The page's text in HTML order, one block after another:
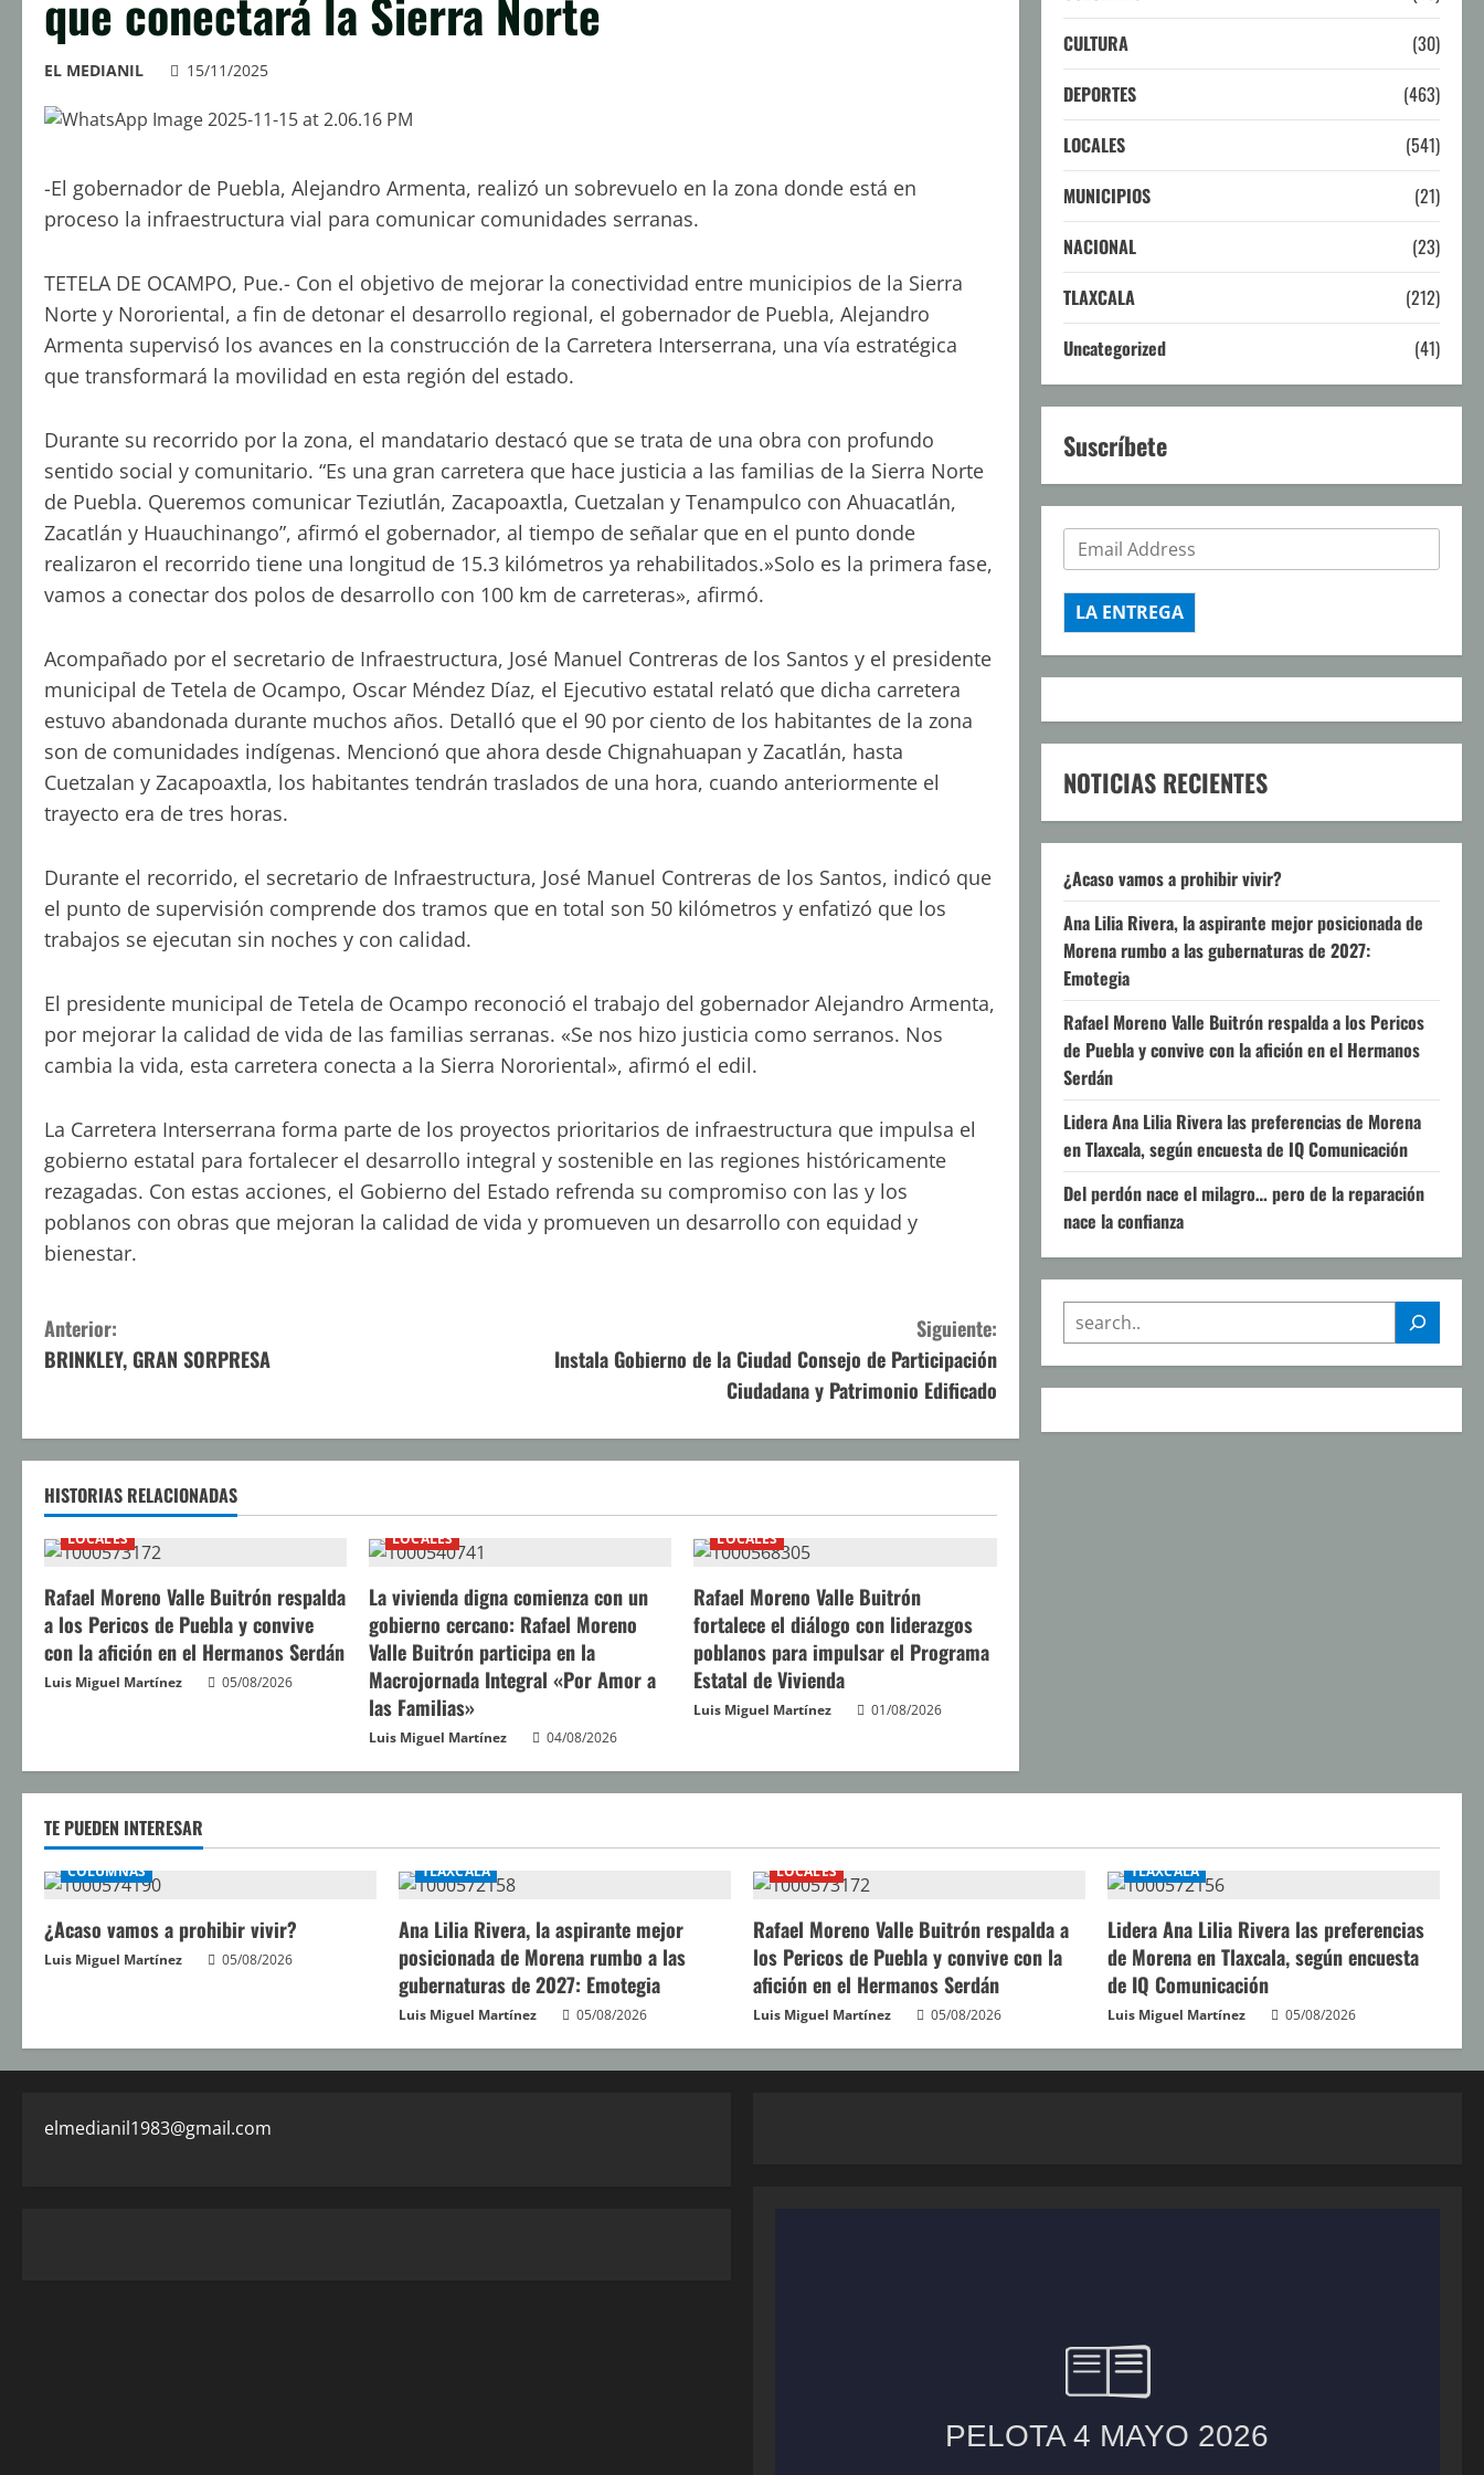
que conectará la Sierra Norte
EL MEDIANIL 15/11/2025
-El gobernador de Puebla, Alejandro Armenta, realizó un sobrevuelo en la zona donde está en
proceso la infraestructura vial para comunicar comunidades serranas.
TETELA DE OCAMPO, Pue.- Con el objetivo de mejorar la conectividad entre municipios de la Sierra
Norte y Nororiental, a fin de detonar el desarrollo regional, el gobernador de Puebla, Alejandro
Armenta supervisó los avances en la construcción de la Carretera Interserrana, una vía estratégica
que transformará la movilidad en esta región del estado.
Durante su recorrido por la zona, el mandatario destacó que se trata de una obra con profundo
sentido social y comunitario. “Es una gran carretera que hace justicia a las familias de la Sierra Norte
de Puebla. Queremos comunicar Teziutlán, Zacapoaxtla, Cuetzalan y Tenampulco con Ahuacatlán,
Zacatlán y Huauchinango”, afirmó el gobernador, al tiempo de señalar que en el punto donde
realizaron el recorrido tiene una longitud de 15.3 kilómetros ya rehabilitados.»Solo es la primera fase,
vamos a conectar dos polos de desarrollo con 100 km de carreteras», afirmó.
Acompañado por el secretario de Infraestructura, José Manuel Contreras de los Santos y el presidente
municipal de Tetela de Ocampo, Oscar Méndez Díaz, el Ejecutivo estatal relató que dicha carretera
estuvo abandonada durante muchos años. Detalló que el 90 por ciento de los habitantes de la zona
son de comunidades indígenas. Mencionó que ahora desde Chignahuapan y Zacatlán, hasta
Cuetzalan y Zacapoaxtla, los habitantes tendrán traslados de una hora, cuando anteriormente el
trayecto era de tres horas.
Durante el recorrido, el secretario de Infraestructura, José Manuel Contreras de los Santos, indicó que
el punto de supervisión comprende dos tramos que en total son 50 kilómetros y enfatizó que los
trabajos se ejecutan sin noches y con calidad.
El presidente municipal de Tetela de Ocampo reconoció el trabajo del gobernador Alejandro Armenta,
por mejorar la calidad de vida de las familias serranas. «Se nos hizo justicia como serranos. Nos
cambia la vida, esta carretera conecta a la Sierra Nororiental», afirmó el edil.
La Carretera Interserrana forma parte de los proyectos prioritarios de infraestructura que impulsa el
gobierno estatal para fortalecer el desarrollo integral y sostenible en las regiones históricamente
rezagadas. Con estas acciones, el Gobierno del Estado refrenda su compromiso con las y los
poblanos con obras que mejoran la calidad de vida y promueven un desarrollo con equidad y
bienestar.
S
i
g
u
e
l
e
y
d
o
Anterior:
BRINKLEY, GRAN SORPRESA
Siguiente:
Instala Gobierno de la Ciudad Consejo de Participación
Ciudadana y Patrimonio Edificado
HISTORIAS RELACIONADAS
LOCALES
Rafael Moreno Valle Buitrón respalda
a los Pericos de Puebla y convive
con la afición en el Hermanos Serdán
Luis Miguel Martínez 05/08/2026
LOCALES
La vivienda digna comienza con un
gobierno cercano: Rafael Moreno
Valle Buitrón participa en la
Macrojornada Integral «Por Amor a
las Familias»
Luis Miguel Martínez 04/08/2026
LOCALES
Rafael Moreno Valle Buitrón
fortalece el diálogo con liderazgos
poblanos para impulsar el Programa
Estatal de Vivienda
Luis Miguel Martínez 01/08/2026
CULTURA
(30)
DEPORTES
(463)
LOCALES
(541)
MUNICIPIOS
(21)
NACIONAL
(23)
TLAXCALA
(212)
Uncategorized
(41)
Suscríbete
LA ENTREGA
NOTICIAS RECIENTES
¿Acaso vamos a prohibir vivir?
Ana Lilia Rivera, la aspirante mejor posicionada de
Morena rumbo a las gubernaturas de 2027:
Emotegia
Rafael Moreno Valle Buitrón respalda a los Pericos
de Puebla y convive con la afición en el Hermanos
Serdán
Lidera Ana Lilia Rivera las preferencias de Morena
en Tlaxcala, según encuesta de IQ Comunicación
Del perdón nace el milagro… pero de la reparación
nace la confianza
SEARCH
TE PUEDEN INTERESAR
COLUMNAS
¿Acaso vamos a prohibir vivir?
Luis Miguel Martínez 05/08/2026
TLAXCALA
Ana Lilia Rivera, la aspirante mejor
posicionada de Morena rumbo a las
gubernaturas de 2027: Emotegia
Luis Miguel Martínez 05/08/2026
LOCALES
Rafael Moreno Valle Buitrón respalda a
los Pericos de Puebla y convive con la
afición en el Hermanos Serdán
Luis Miguel Martínez 05/08/2026
TLAXCALA
Lidera Ana Lilia Rivera las preferencias
de Morena en Tlaxcala, según encuesta
de IQ Comunicación
Luis Miguel Martínez 05/08/2026
elmedianil1983@gmail.com